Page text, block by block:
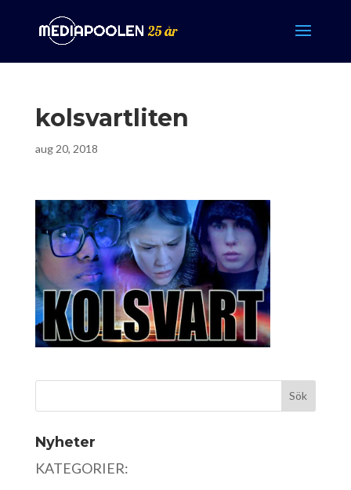
kolsvartliten
aug 20, 2018
Nyheter
KATEGORIER: